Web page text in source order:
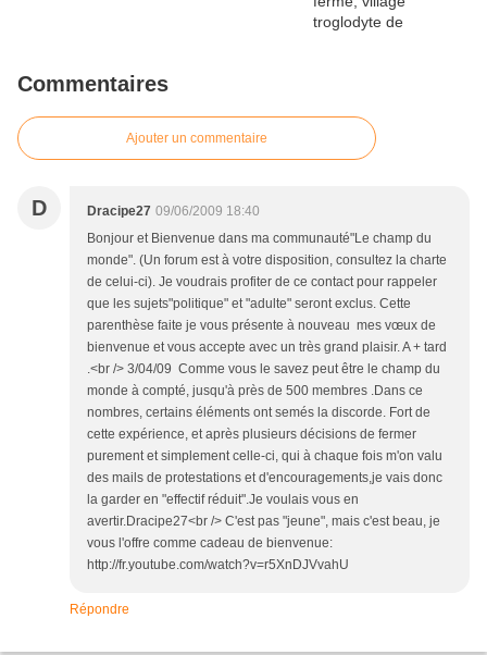
Commentaires
Ajouter un commentaire
D Dracipe27 09/06/2009 18:40
Bonjour et Bienvenue dans ma communauté"Le champ du
monde". (Un forum est à votre disposition, consultez la charte
de celui-ci). Je voudrais profiter de ce contact pour rappeler
que les sujets"politique" et "adulte" seront exclus. Cette
parenthèse faite je vous présente à nouveau mes vœux de
bienvenue et vous accepte avec un très grand plaisir. A + tard
.<br /> 3/04/09 Comme vous le savez peut être le champ du
monde à compté, jusqu'à près de 500 membres .Dans ce
nombres, certains éléments ont semés la discorde. Fort de
cette expérience, et après plusieurs décisions de fermer
purement et simplement celle-ci, qui à chaque fois m'on valu
des mails de protestations et d'encouragements,je vais donc
la garder en "effectif réduit".Je voulais vous en
avertir.Dracipe27<br /> C'est pas "jeune", mais c'est beau, je
vous l'offre comme cadeau de bienvenue:
http://fr.youtube.com/watch?v=r5XnDJVvahU
Répondre